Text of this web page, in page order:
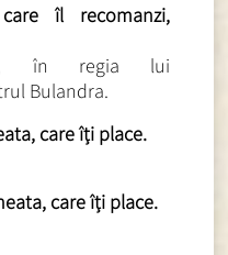
îl recomanzi,
în regia lui
Bulandra.
care îți place.
care îți place.